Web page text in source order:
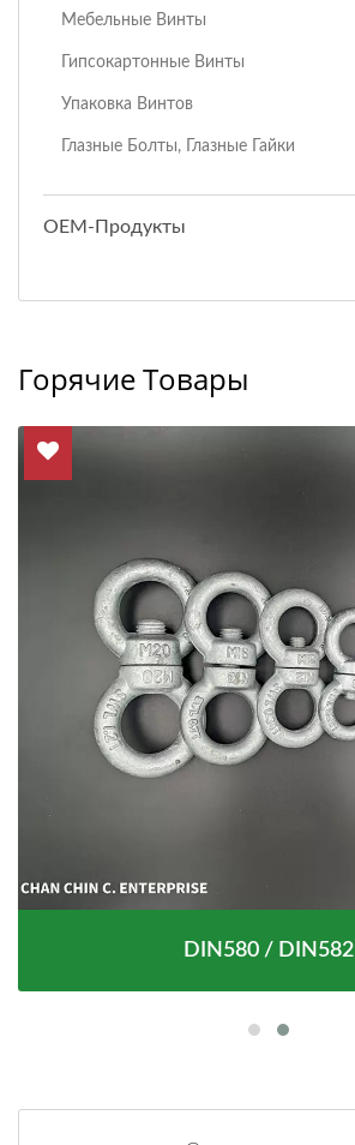
Мебельные Винты
Гипсокартонные Винты
Упаковка Винтов
Глазные Болты, Глазные Гайки
ОЕМ-Продукты
Горячие Товары
DIN580 / DIN582